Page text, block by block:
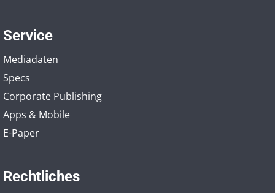
Service
Mediadaten
Specs
Corporate Publishing
Apps & Mobile
E-Paper
Rechtliches